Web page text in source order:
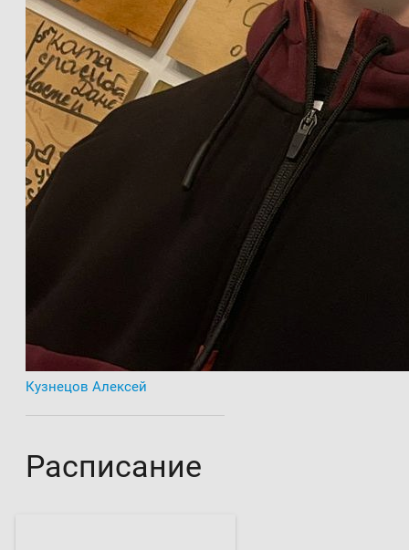
Кузнецов Алексей
Расписание